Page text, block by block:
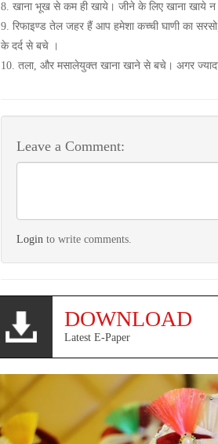
8. खाना भूख से कम ही खाये। जीने के लिए खाना खाये
9. रिफाइण्ड तेल जहर हैं आप हमेशा कच्ची घाणी का
के दर्द से बचे ।
10. तला, और मसालेयुक्त खाना खाने से बचे। अगर ज्यादा
Leave a Comment:
Login to write comments.
DOWNLOAD
Latest E-Paper